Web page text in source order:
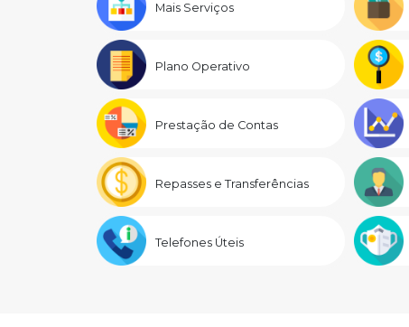
Mais Serviços
Plano Operativo
Prestação de Contas
Repasses e Transferências
Telefones Úteis